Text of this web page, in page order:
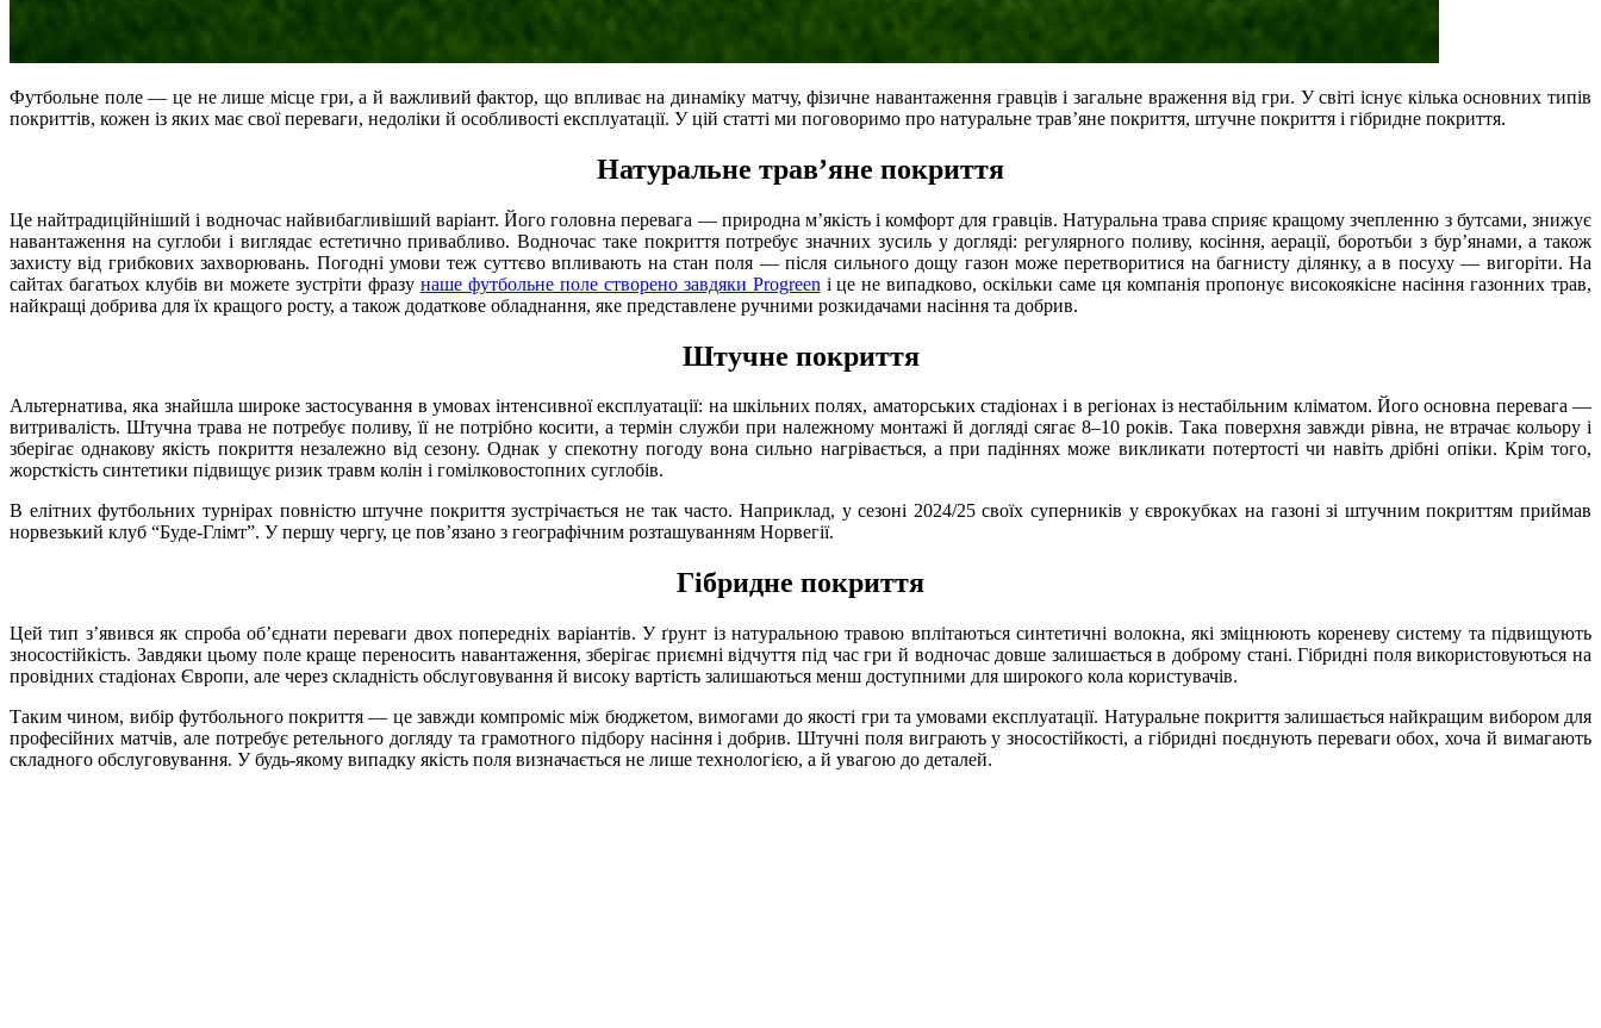
Футбольне поле — це не лише місце гри, а й важливий фактор, що впливає на динаміку матчу, фізичне навантаження гравців і загальне враження від гри. У світі існує кілька основних типів
покриттів, кожен із яких має свої переваги, недоліки й особливості експлуатації. У цій статті ми поговоримо про натуральне трав’яне покриття, штучне покриття і гібридне покриття.
Натуральне трав’яне покриття
Це найтрадиційніший і водночас найвибагливіший варіант. Його головна перевага — природна м’якість і комфорт для гравців. Натуральна трава сприяє кращому зчепленню з бутсами, знижує
навантаження на суглоби і виглядає естетично привабливо. Водночас таке покриття потребує значних зусиль у догляді: регулярного поливу, косіння, аерації, боротьби з бур’янами, а також
захисту від грибкових захворювань. Погодні умови теж суттєво впливають на стан поля — після сильного дощу газон може перетворитися на багнисту ділянку, а в посуху — вигоріти. На
сайтах багатьох клубів ви можете зустріти фразу наше футбольне поле створено завдяки Progreen і це не випадково, оскільки саме ця компанія пропонує високоякісне насіння газонних трав,
найкращі добрива для їх кращого росту, а також додаткове обладнання, яке представлене ручними розкидачами насіння та добрив.
Штучне покриття
Альтернатива, яка знайшла широке застосування в умовах інтенсивної експлуатації: на шкільних полях, аматорських стадіонах і в регіонах із нестабільним кліматом. Його основна перевага —
витривалість. Штучна трава не потребує поливу, її не потрібно косити, а термін служби при належному монтажі й догляді сягає 8–10 років. Така поверхня завжди рівна, не втрачає кольору і
зберігає однакову якість покриття незалежно від сезону. Однак у спекотну погоду вона сильно нагрівається, а при падіннях може викликати потертості чи навіть дрібні опіки. Крім того,
жорсткість синтетики підвищує ризик травм колін і гомілковостопних суглобів.
В елітних футбольних турнірах повністю штучне покриття зустрічається не так часто. Наприклад, у сезоні 2024/25 своїх суперників у єврокубках на газоні зі штучним покриттям приймав
норвезький клуб “Буде-Глімт”. У першу чергу, це пов’язано з географічним розташуванням Норвегії.
Гібридне покриття
Цей тип з’явився як спроба об’єднати переваги двох попередніх варіантів. У ґрунт із натуральною травою вплітаються синтетичні волокна, які зміцнюють кореневу систему та підвищують
зносостійкість. Завдяки цьому поле краще переносить навантаження, зберігає приємні відчуття під час гри й водночас довше залишається в доброму стані. Гібридні поля використовуються на
провідних стадіонах Європи, але через складність обслуговування й високу вартість залишаються менш доступними для широкого кола користувачів.
Таким чином, вибір футбольного покриття — це завжди компроміс між бюджетом, вимогами до якості гри та умовами експлуатації. Натуральне покриття залишається найкращим вибором для
професійних матчів, але потребує ретельного догляду та грамотного підбору насіння і добрив. Штучні поля виграють у зносостійкості, а гібридні поєднують переваги обох, хоча й вимагають
складного обслуговування. У будь-якому випадку якість поля визначається не лише технологією, а й увагою до деталей.